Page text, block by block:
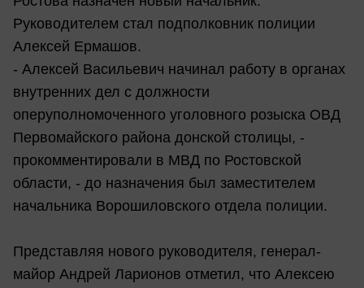
Руководителем стал подполковник полиции
Алексей Ермашов.
- Алексей Васильевич начинал работу в органах
внутренних дел с должности
оперуполномоченного уголовного розыска ОВД
Первомайского района донской столицы, -
прокомментировали в МВД по Ростовской
области, - до назначения был заместителем
начальника Ворошиловского отдела полиции.
Представляя нового руководителя, генерал-
майор Андрей Ларионов отметил, что Алексею